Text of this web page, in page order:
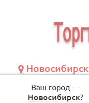
Новосибирск
Ваш город —
Новосибирск?
по будням, с 09:00 до 18:00